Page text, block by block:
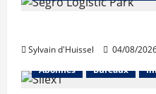
Sylvain d'Huissel
04/08/
Abonnés
Bureaux